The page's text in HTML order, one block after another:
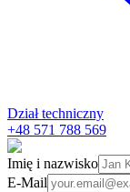
Dział techniczny
+48 571 788 569
Imię i nazwisko
E-Mail